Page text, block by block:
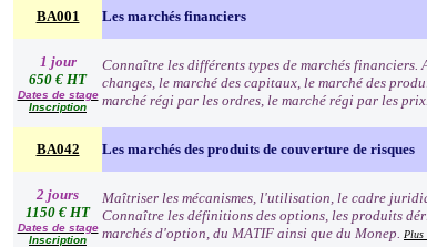
BA001 Les marchés financiers
1 jour
650 € HT
Dates de stage
Inscription
Connaître les différents types de marchés financiers.
changes, le marché des capitaux, le marché des
marché régi par les ordres, le marché régi par les prix.
BA042 Les marchés des produits de couverture de risques
2 jours
1150 € HT
Dates de stage
Inscription
Maîtriser les mécanismes, l'utilisation, le cadre
Connaître les définitions des options, les produits
marchés d'option, du MATIF ainsi que du Monep.